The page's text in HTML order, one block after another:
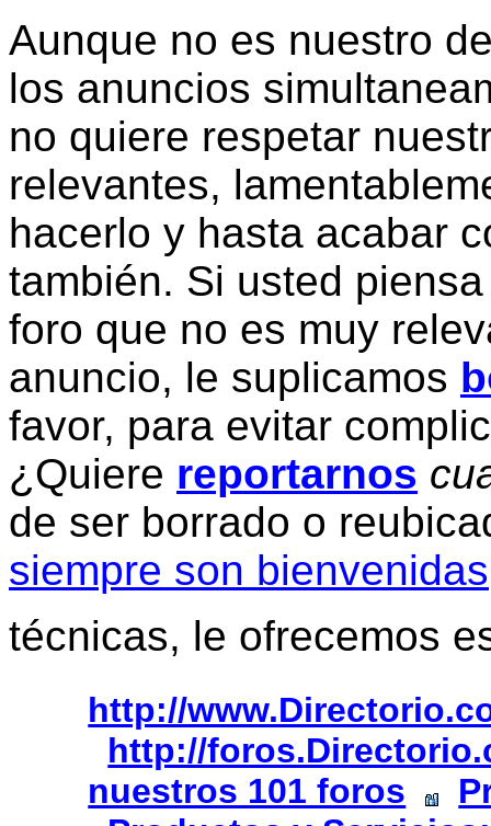
Aunque no es nuestro
los anuncios
no quiere respetar
relevantes,
hacerlo y hasta acabar
también. Si usted
foro que no es muy
anuncio, le suplicamos
favor, para evitar
¿Quiere reportarnos
de ser borrado o
siempre son bienvenidas
técnicas, le ofrecemos
http://
http://
nuestros 101 foros